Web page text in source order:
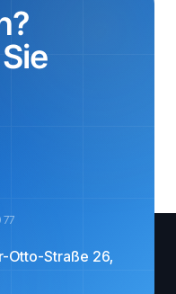
77
Otto-Straße 26,